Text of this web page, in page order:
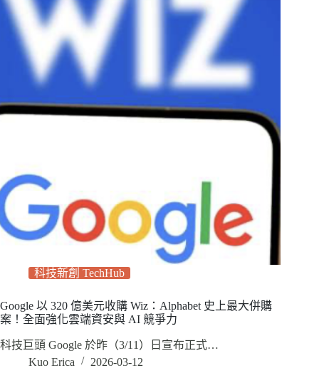
科技新創 TechHub
Google 以 320 億美元收購 Wiz：Alphabet 史上最大併購
案！全面強化雲端資安與 AI 競爭力
科技巨頭 Google 於昨（3/11）日宣布正式…
Kuo Erica
2026-03-12